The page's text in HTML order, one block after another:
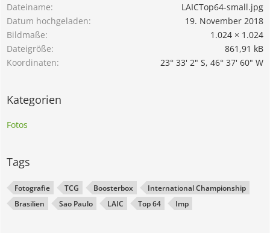
Dateiname
LAICTop64-small.jpg
Datum hochgeladen
19. November 2018
Bildmaße
1.024 × 1.024
Dateigröße
861,91 kB
Koordinaten
23° 33' 2" S, 46° 37' 60" W
Kategorien
Fotos
Tags
Fotografie TCG Boosterbox
International Championship
Brasilien
Sao Paulo LAIC Top 64 Imp